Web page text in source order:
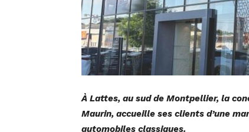
À Lattes, au sud de Montpellier, la
Maurin, accueille ses clients d’une
automobiles classiques.